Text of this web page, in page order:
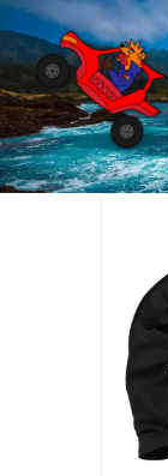
Our
FAQ
Blog